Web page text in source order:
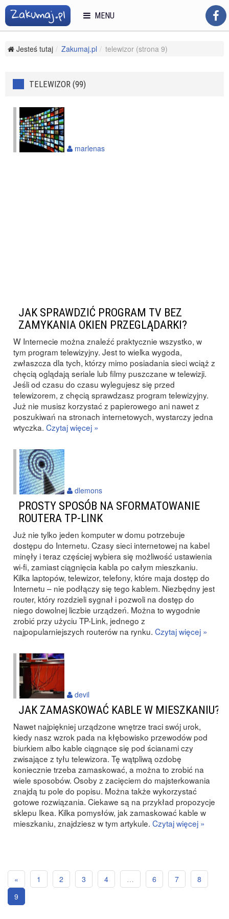
Jesteś tutaj Zakumaj.pl telewizor (strona 9)
TELEWIZOR (99)
JAK SPRAWDZIĆ PROGRAM TV BEZ
ZAMYKANIA OKIEN PRZEGLĄDARKI?
W Internecie można znaleźć praktycznie wszystko, w
tym program telewizyjny. Jest to wielka wygoda,
zwłaszcza dla tych, którzy mimo posiadania sieci wciąż z
chęcią oglądają seriale lub filmy puszczane w telewizji.
Jeśli od czasu do czasu wylegujesz się przed
telewizorem, z chęcią sprawdzasz program telewizyjny.
Już nie musisz korzystać z papierowego ani nawet z
poszukiwań na stronach internetowych, wystarczy jedna
wtyczka. Czytaj więcej »
marlenas
PROSTY SPOSÓB NA SFORMATOWANIE
ROUTERA TP-LINK
Już nie tylko jeden komputer w domu potrzebuje
dostępu do Internetu. Czasy sieci internetowej na kabel
minęły i teraz częściej wybiera się możliwość ustawienia
wi-fi, zamiast ciągnięcia kabla po całym mieszkaniu.
Kilka laptopów, telewizor, telefony, które maja dostęp do
Internetu – nie podłączy się tego kablem. Niezbędny jest
router, który rozdzieli sygnał i pozwoli na dostęp do
niego dowolnej liczbie urządzeń. Można to wygodnie
zrobić przy użyciu TP-Link, jednego z
najpopularniejszych routerów na rynku. Czytaj więcej »
dlemons
JAK ZAMASKOWAĆ KABLE W MIESZKANIU?
Nawet najpiękniej urządzone wnętrze traci swój urok,
kiedy nasz wzrok pada na kłębowisko przewodów pod
biurkiem albo kable ciągnące się pod ścianami czy
zwisające z tyłu telewizora. Tę wątpliwą ozdobę
koniecznie trzeba zamaskować, a można to zrobić na
wiele sposobów. Osoby z zacięciem do majsterkowania
znajdą tu pole do popisu. Można także wykorzystać
gotowe rozwiązania. Ciekawe są na przykład propozycje
sklepu Ikea. Kilka pomysłów, jak zamaskować kable w
mieszkaniu, znajdziesz w tym artykule. Czytaj więcej »
devil
« 1 2 3 4 … 6 7
8
9
MENU